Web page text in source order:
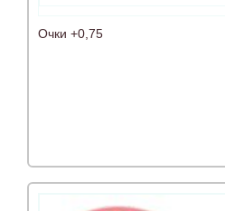
Очки +0,75